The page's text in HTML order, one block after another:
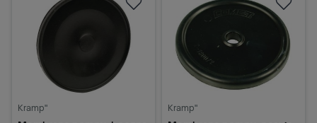
Kramp" Kramp"